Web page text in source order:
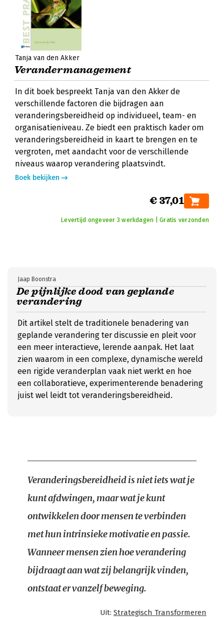
Tanja van den Akker
Verandermanagement
In dit boek bespreekt Tanja van den Akker de
verschillende factoren die bijdragen aan
veranderingsbereidheid op individueel, team- en
organisatieniveau. Ze biedt een praktisch kader om
veranderingsbereidheid in kaart te brengen en te
vergroten, met aandacht voor de verschillende
niveaus waarop verandering plaatsvindt.
Boek bekijken
€ 37,01
Levertijd ongeveer 3 werkdagen | Gratis verzonden
De pijnlijke dood van geplande
verandering
Jaap Boonstra
Dit artikel stelt de traditionele benadering van
geplande verandering ter discussie en pleit voor
een meer interactieve, lerende aanpak. Het laat
zien waarom in een complexe, dynamische wereld
een rigide veranderplan vaak niet werkt en hoe
een collaboratieve, experimenterende benadering
juist wel leidt tot veranderingsbereidheid.
Veranderingsbereidheid is niet iets wat je
kunt afdwingen, maar wat je kunt
ontwikkelen door mensen te verbinden
met hun intrinsieke motivatie en passie.
Wanneer mensen zien hoe verandering
bijdraagt aan wat zij belangrijk vinden,
ontstaat er vanzelf beweging.
Uit: Strategisch Transformeren